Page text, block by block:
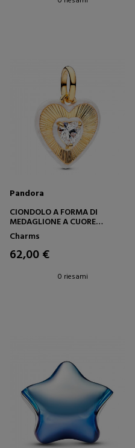
Pandora
CIONDOLO A FORMA DI
MEDAGLIONE A CUORE
BIANCO RADIANTE
Charms
62,00 €
0 riesami